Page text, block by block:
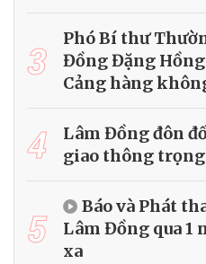
3
Phó Bí thư
Đồng Đặng
Cảng hàng
4
Lâm Đồng đôn
giao thông
5
Báo và Phát
Lâm Đồng qua 1
xa